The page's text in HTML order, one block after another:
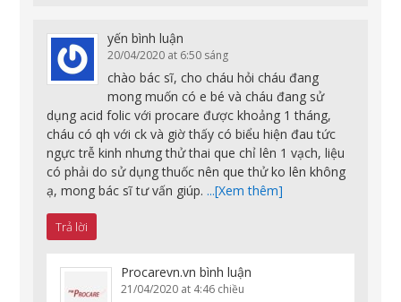
yến bình luận
20/04/2020 at 6:50 sáng
chào bác sĩ, cho cháu hỏi cháu đang
mong muốn có e bé và cháu đang sử
dụng acid folic với procare được khoảng 1 tháng,
cháu có qh với ck và giờ thấy có biểu hiện đau tức
ngực trễ kinh nhưng thử thai que chỉ lên 1 vạch, liệu
có phải do sử dụng thuốc nên que thử ko lên không
ạ, mong bác sĩ tư vấn giúp. ...[Xem thêm]
Trả lời
Procarevn.vn bình luận
21/04/2020 at 4:46 chiều